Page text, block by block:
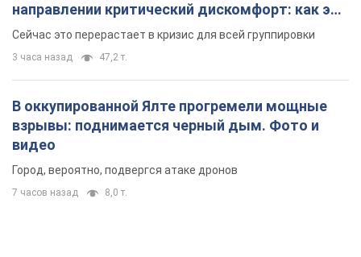
направлении критический дискомфорт: как это
удалось
Сейчас это перерастает в кризис для всей группировки
3 часа назад 47,2 т.
В оккупированной Ялте прогремели мощные
взрывы: поднимается черный дым. Фото и
видео
Город, вероятно, подвергся атаке дронов
7 часов назад 8,0 т.